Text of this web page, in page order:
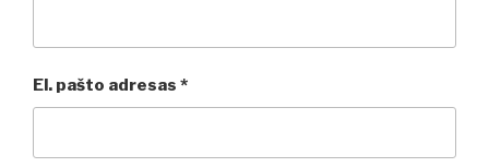
El. pašto adresas *